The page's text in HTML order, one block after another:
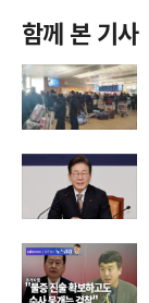
함께 본 기사